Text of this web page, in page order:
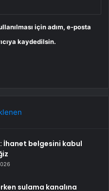
için adım, e-posta
kaydedilsin.
İhanet belgesini kabul
sulama kanalına